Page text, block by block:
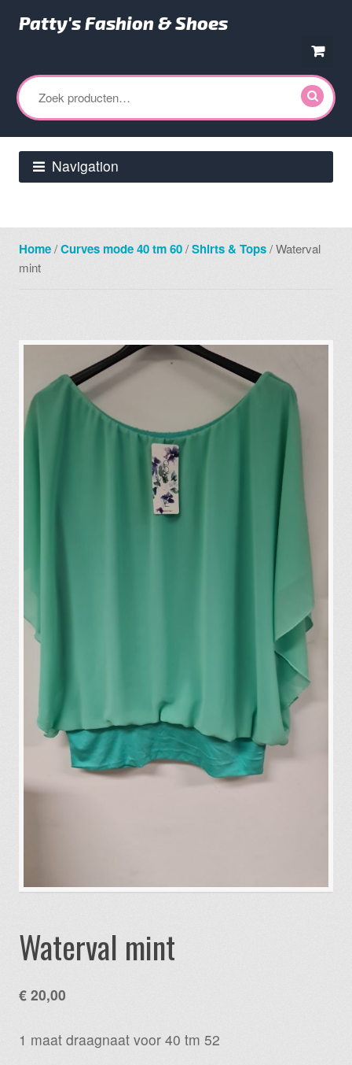
naar
navigatie
naar
de
inhoud
Patty's Fashion & Shoes
Zoeken
naar:
Navigation
Home/Curves mode 40 tm 60/Shirts & Tops/ Waterval
mint
Waterval mint
€ 20,00
1 maat draagnaat voor 40 tm 52